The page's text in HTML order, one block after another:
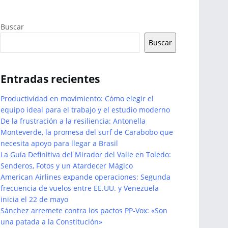
Buscar
Buscar
Entradas recientes
Productividad en movimiento: Cómo elegir el
equipo ideal para el trabajo y el estudio moderno
De la frustración a la resiliencia: Antonella
Monteverde, la promesa del surf de Carabobo que
necesita apoyo para llegar a Brasil
La Guía Definitiva del Mirador del Valle en Toledo:
Senderos, Fotos y un Atardecer Mágico
American Airlines expande operaciones: Segunda
frecuencia de vuelos entre EE.UU. y Venezuela
inicia el 22 de mayo
Sánchez arremete contra los pactos PP-Vox: «Son
una patada a la Constitución»